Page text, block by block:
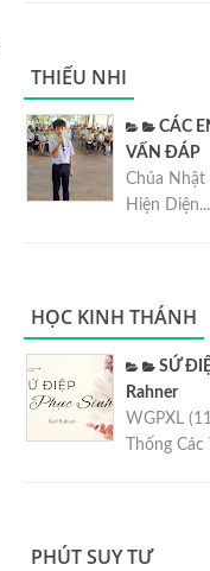
THIẾU NHI
CÁC
VẤN ĐÁP
Chúa Nhật
Hiện Diện...
HỌC KINH THÁNH
SỨ
Rahner
WGPXL
Thống
PHÚT SUY TƯ